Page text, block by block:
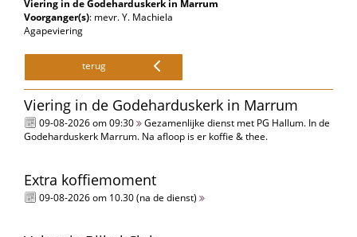
Viering in de Godeharduskerk in Marrum
Voorganger(s): mevr. Y. Machiela
Agapeviering
terug
Viering in de Godeharduskerk in Marrum
09-08-2026 om 09:30
Gezamenlijke dienst met PG Hallum. In de
Godeharduskerk Marrum. Na afloop is er koffie & thee.
Extra koffiemoment
09-08-2026 om 10.30 (na de dienst)